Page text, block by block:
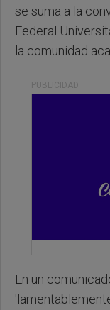
se suma a la
Federal
la comunidad
PUBLICIDAD
En un